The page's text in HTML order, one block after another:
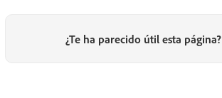
¿Te ha parecido útil esta página?